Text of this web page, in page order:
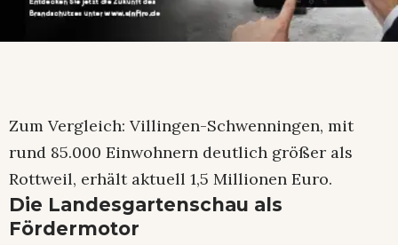
Zum Vergleich: Villingen-Schwenningen, mit
rund 85.000 Einwohnern deutlich größer als
Rottweil, erhält aktuell 1,5 Millionen Euro.
Die Landesgartenschau als
Fördermotor